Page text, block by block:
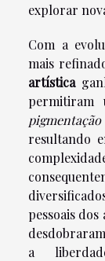
explorar
Com a
mais
artística
permitiram
pigmentação
resultando
pessoais
a